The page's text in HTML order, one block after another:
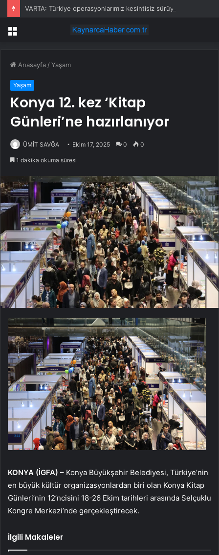
VARTA: Türkiye operasyonlarımız kesintisiz sürüyor
Menü
Anasayfa /Yaşam
Yaşam
Konya 12. kez ‘Kitap
Günleri’ne hazırlanıyor
ÜMİT SAVĞA Ekim 17, 2025 0 0
1 dakika okuma süresi
KONYA (İGFA) – Konya Büyükşehir Belediyesi, Türkiye’nin
en büyük kültür organizasyonlardan biri olan Konya Kitap
Günleri’nin 12’ncisini 18-26 Ekim tarihleri arasında Selçuklu
Kongre Merkezi’nde gerçekleştirecek.
İlgili Makaleler